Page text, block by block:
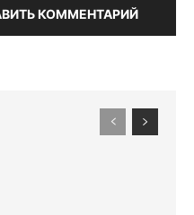
КОММЕНТАРИЙ